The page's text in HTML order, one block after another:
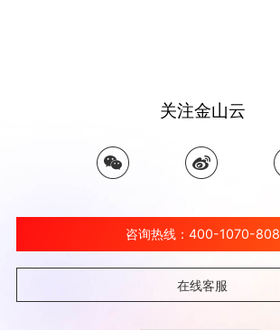
关注金山云
咨询热线：400-1070-808
在线客服